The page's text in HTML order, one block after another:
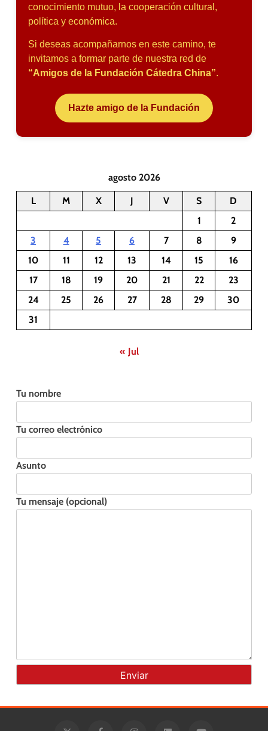
conocimiento mutuo, la cooperación cultural,
política y económica.
Si deseas acompañarnos en este camino, te
invitamos a formar parte de nuestra red de
“Amigos de la Fundación Cátedra China”.
Hazte amigo de la Fundación
agosto 2026
L M X J V S
D
1
2
3
4 5 6 7 8
9
10
11 12 13 14 15
16
17
18 19 20 21 22
23
24
25 26 27 28 29
30
31
« Jul
Tu nombre
Tu correo electrónico
Asunto
Tu mensaje (opcional)